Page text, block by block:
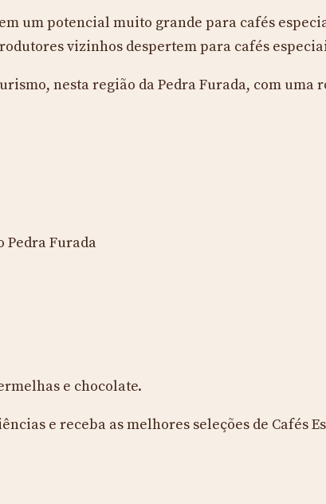
um potencial muito grande para cafés
vizinhos despertem para cafés
nesta região da Pedra Furada, com
Pedra Furada
e chocolate.
e receba as melhores seleções de Cafés